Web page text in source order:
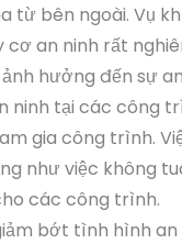
từ bên ngoài. Vụ
cơ an ninh rất
hưởng đến sự
ninh tại các công
gia công trình.
như việc không
các công trình.
bớt tình hình